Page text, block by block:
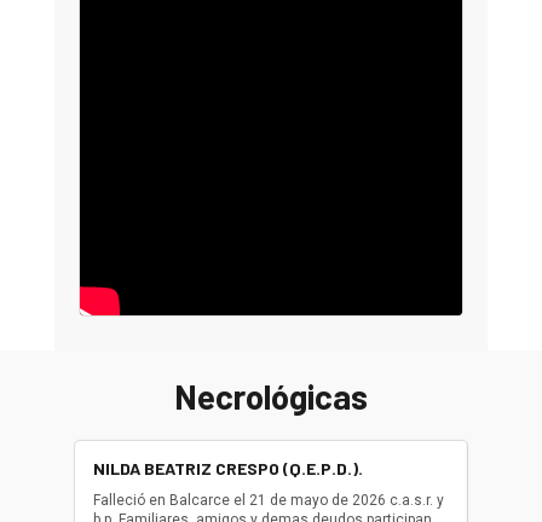
Necrológicas
NILDA BEATRIZ CRESPO (Q.E.P.D.).
Falleció en Balcarce el 21 de mayo de 2026 c.a.s.r. y